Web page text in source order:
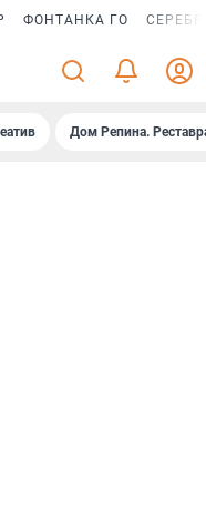
ФОНТАНКА ГО
Дом Репина.